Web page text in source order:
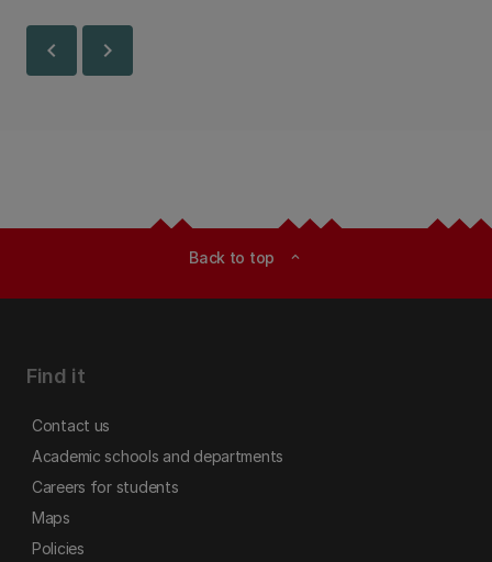
chevron_left chevron_right
Back to top expand_less
Find it
Contact us
Academic schools and departments
Careers for students
Maps
Policies